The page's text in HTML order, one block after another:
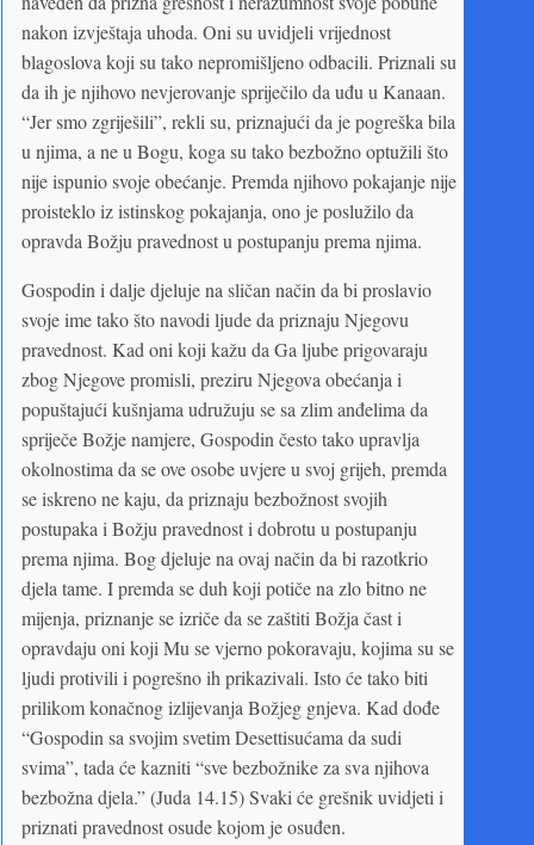
nakon izvještaja uhoda. Oni su uvidjeli vrijednost
blagoslova koji su tako nepromišljeno odbacili. Priznali su
da ih je njihovo nevjerovanje spriječilo da uđu u Kanaan.
“Jer smo zgriješili”, rekli su, priznajući da je pogreška bila
u njima, a ne u Bogu, koga su tako bezbožno optužili što
nije ispunio svoje obećanje. Premda njihovo pokajanje nije
proisteklo iz istinskog pokajanja, ono je poslužilo da
opravda Božju pravednost u postupanju prema njima.
Gospodin i dalje djeluje na sličan način da bi proslavio
svoje ime tako što navodi ljude da priznaju Njegovu
pravednost. Kad oni koji kažu da Ga ljube prigovaraju
zbog Njegove promisli, preziru Njegova obećanja i
popuštajući kušnjama udružuju se sa zlim anđelima da
spriječe Božje namjere, Gospodin često tako upravlja
okolnostima da se ove osobe uvjere u svoj grijeh, premda
se iskreno ne kaju, da priznaju bezbožnost svojih
postupaka i Božju pravednost i dobrotu u postupanju
prema njima. Bog djeluje na ovaj način da bi razotkrio
djela tame. I premda se duh koji potiče na zlo bitno ne
mijenja, priznanje se izriče da se zaštiti Božja čast i
opravdaju oni koji Mu se vjerno pokoravaju, kojima su se
ljudi protivili i pogrešno ih prikazivali. Isto će tako biti
prilikom konačnog izlijevanja Božjeg gnjeva. Kad dođe
“Gospodin sa svojim svetim Desettisućama da sudi
svima”, tada će kazniti “sve bezbožnike za sva njihova
bezbožna djela.” (Juda 14.15) Svaki će grešnik uvidjeti i
priznati pravednost osude kojom je osuđen.